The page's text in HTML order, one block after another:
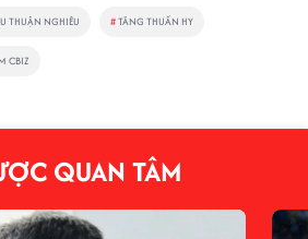
THUẬN NGHIÊU #TĂNG THUẤN HY
CBIZ
QUAN TÂM